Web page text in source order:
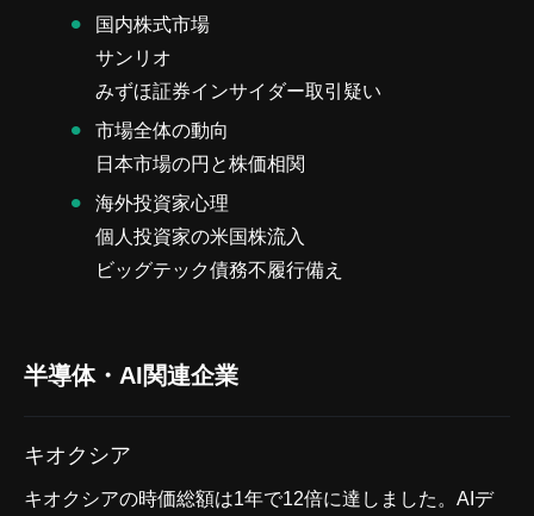
国内株式市場
サンリオ
みずほ証券インサイダー取引疑い
市場全体の動向
日本市場の円と株価相関
海外投資家心理
個人投資家の米国株流入
ビッグテック債務不履行備え
半導体・AI関連企業
キオクシア
キオクシアの時価総額は1年で12倍に達しました。AIデ